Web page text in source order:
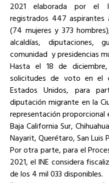
2021 elaborada por el
registrados 447 aspirantes
(74 mujeres y 373
alcaldías, diputaciones,
comunidad y presidencias
Hasta el 18 de
solicitudes de voto en el
Estados Unidos, para
diputación migrante en la
representación proporcional
Baja California Sur,
Nayarit, Querétaro, San Luis
Por otra parte, para el
2021, el INE considera
de los 4 mil 033 disponibles.